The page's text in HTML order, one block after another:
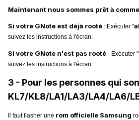
Maintenant nous sommes prêt à
Si votre GNote est déjà rooté : Exécuter "
suivez les instructions à l'écran.
Si votre GNote n'est pas rooté - Exécuter "
suivez les instructions à l'écran.
3 - Pour les personnes qui
KL7/KL8/LA1/LA3/LA4/LA6/
Il faut flasher une rom officielle Samsung